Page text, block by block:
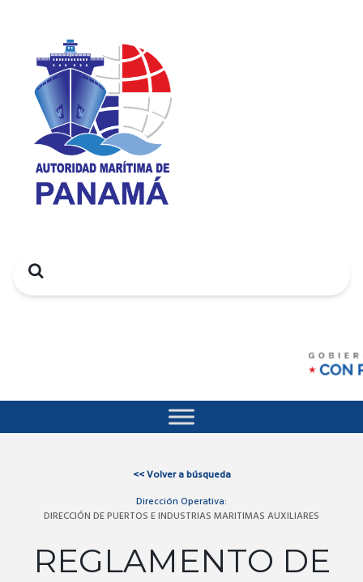
Search
<<Volver a búsqueda
Dirección Operativa:
DIRECCIÓN DE PUERTOS E INDUSTRIAS MARITIMAS AUXILIARES
REGLAMENTO DE